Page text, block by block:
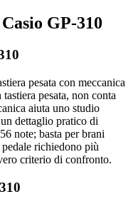
GP-310
pesata con meccanica
pesata, non conta
aiuta uno studio
dettaglio pratico di
note; basta per brani
richiedono più
criterio di confronto.